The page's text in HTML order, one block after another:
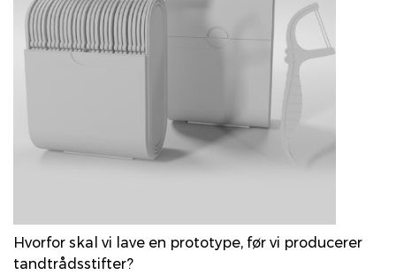
Hvorfor skal vi lave en prototype, før vi producerer
tandtrådsstifter?